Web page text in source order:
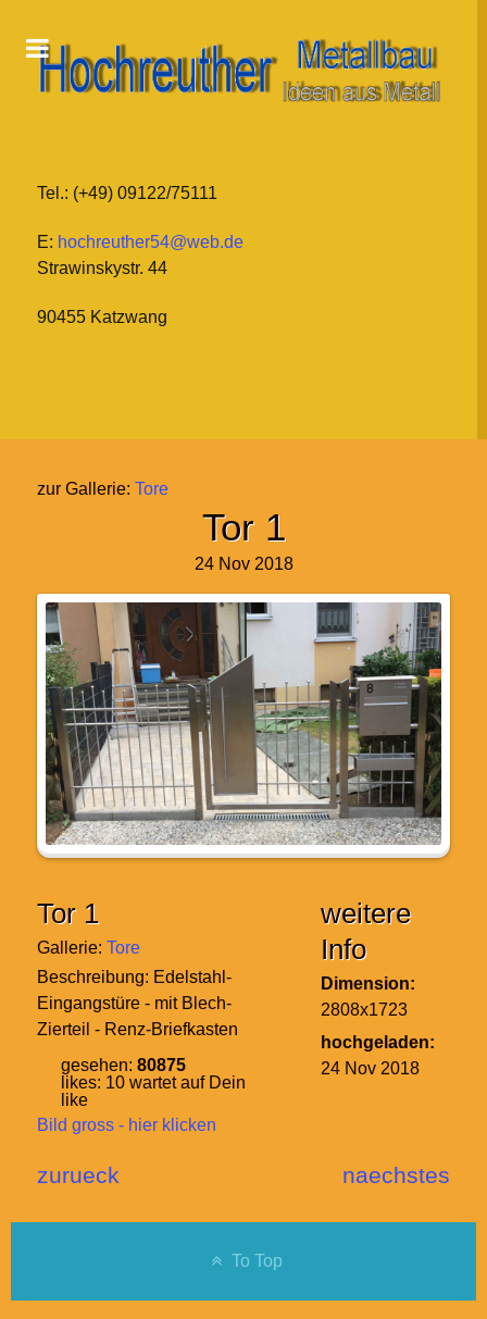
Tel.: (+49) 09122/75111
E: hochreuther54@web.de
Strawinskystr. 44
90455 Katzwang
zur Gallerie: Tore
Tor 1
24 Nov 2018
Tor 1
Gallerie: Tore
Beschreibung: Edelstahl-
Eingangstüre - mit Blech-
Zierteil - Renz-Briefkasten
gesehen: 80875
likes: 10 wartet auf Dein
like
Bild gross - hier klicken
weitere
Info
Dimension:
2808x1723
hochgeladen:
24 Nov 2018
zurueck naechstes
To Top